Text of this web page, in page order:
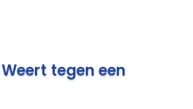
tegen een